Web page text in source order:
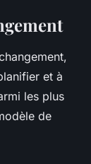
et à
les plus
de